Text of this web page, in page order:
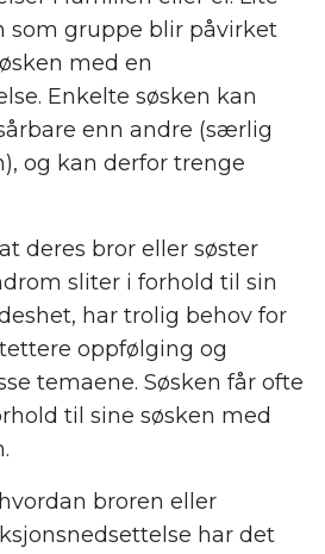
som gruppe blir påvirket
med en
Enkelte søsken kan
enn andre (særlig
og kan derfor trenge
deres bror eller søster
sliter i forhold til sin
har trolig behov for
oppfølging og
temaene. Søsken får ofte
til sine søsken med
broren eller
har det